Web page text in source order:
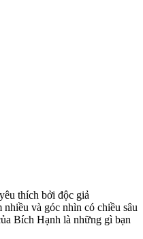
thích bởi độc giả
và góc nhìn có chiều sâu
Bích Hạnh là những gì bạn